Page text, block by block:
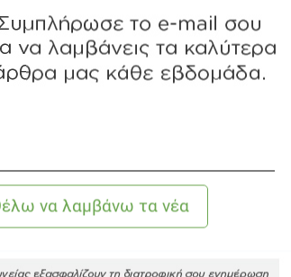
αίσθημα ούρησης, το οποίο μας
στο στόμα είτε προσπαθώντας να
πιστεύουν ότι και τα αλμυρά φαγητά
σε εγρήγορση λόγω του
κατά τη διάρκεια του ταξιδιού.
αίσθημα κόπωσης, λίγη ώρα μετά
που είναι πλούσια σε πρωτεΐνες,
βραχυπρόθεσμα μας τονώνουν, αλλά
με ψωμί ολικής αλέσεως και τόνο,
ένα κρουασάν σοκολάτας. Προτιμάμε
άλλο κέικ.
και σε μικρές μπουκιές, το να